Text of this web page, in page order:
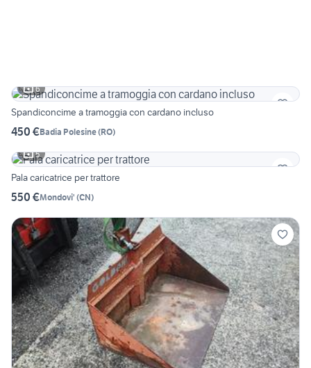
6
Spandiconcime a tramoggia con cardano incluso
450 €Badia Polesine(RO)
5
Pala caricatrice per trattore
550 €Mondovi' (CN)